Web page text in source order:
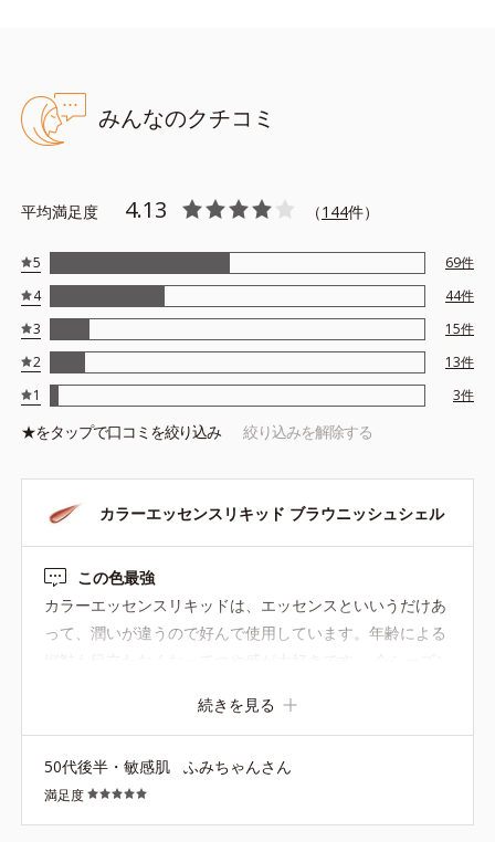
に整え、潤いの膜で唇を覆う処方
●カラーウェアリング処方=唇への密着感を高め、色持ちを良くする
処方
*1トリエトキシカプリリルシラン、ラウロイルリシン
チルヘキシル、ジメチルシリル化シリカ、BG、ペンチレングリコー
ル
※アレルギーテスト済＝全ての方にアレルギーが起こらないという
ことではありません。
みんなのクチコミ
平均満足度 4.13 （144件）
5 69件
4
44件
3
15件
2
13件
1
3件
★をタップで口コミを絞り込み 絞り込みを解除する
カラーエッセンスリキッド ブラウニッシュシェル
この色最強
カラーエッセンスリキッドは、エッセンスといいうだけあ
って、潤いが違うので好んで使用しています。年齢による
イクアップとしてこちらのカラーを購入してみました。 今
まで暗い印象があったので、ブラン系は避けていたのです
が、これは良い意味で騙されました。なんて素敵なブラウ
ン。大人っぽくもあり、華やかさも感じられる艶ブラウ
ン。なんで今まで買わなかったんだろうと後悔しました。
続きを見る
50代後半・敏感肌 ふみちゃんさん
満足度